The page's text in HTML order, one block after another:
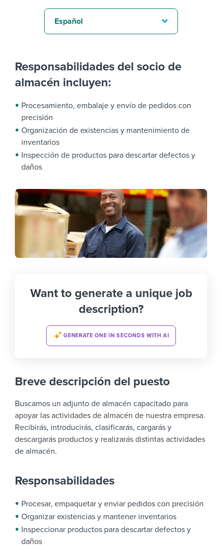
Responsabilidades del socio de
almacén incluyen:
Procesamiento, embalaje y envío de pedidos con
precisión
Organización de existencias y mantenimiento de
inventarios
Inspección de productos para descartar defectos y
daños
Want to generate a unique job
description?
GENERATE ONE IN SECONDS WITH AI
Breve descripción del puesto
Buscamos un adjunto de almacén capacitado para
apoyar las actividades de almacén de nuestra empresa.
Recibirás, introducirás, clasificarás, cargarás y
descargarás productos y realizarás distintas actividades
de almacén.
Responsabilidades
Procesar, empaquetar y enviar pedidos con precisión
Organizar existencias y mantener inventarios
Inspeccionar productos para descartar defectos y
daños
Español